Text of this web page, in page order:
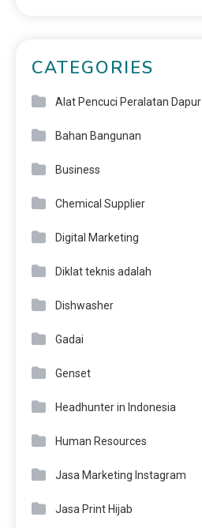
CATEGORIES
Alat Pencuci Peralatan Dapur
Bahan Bangunan
Business
Chemical Supplier
Digital Marketing
Diklat teknis adalah
Dishwasher
Gadai
Genset
Headhunter in Indonesia
Human Resources
Jasa Marketing Instagram
Jasa Print Hijab